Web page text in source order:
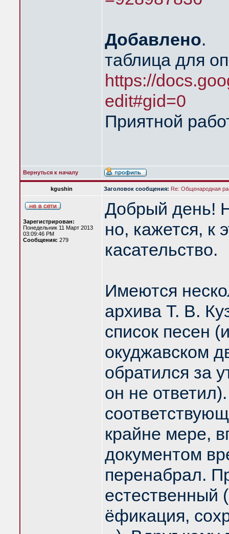
Добавлено.
таблица для
https://
edit#gid=0
Приятной
Вернуться к началу
kgushin Заголовок сообщения: Re: Общенародная
Зарегистрирован:
Понедельник 11 Март 2013
03:09:46 PM
Сообщения: 279
Добрый день!
но, кажется, к
касательство.
Имеются
архива Т. В.
список песен
окуджавском
обратился за
он не
крайне мере,
документом
перенабрал.
естественный
ёфикация,